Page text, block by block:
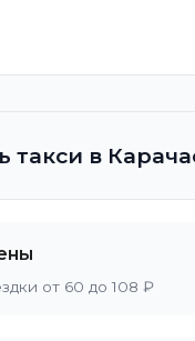
такси в
от 60 до 108 ₽